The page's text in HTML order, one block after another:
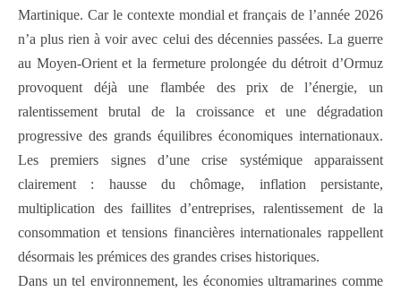
Martinique. Car le contexte mondial et français de l’année 2026
n’a plus rien à voir avec celui des décennies passées. La guerre
au Moyen-Orient et la fermeture prolongée du détroit d’Ormuz
provoquent déjà une flambée des prix de l’énergie, un
ralentissement brutal de la croissance et une dégradation
progressive des grands équilibres économiques internationaux.
Les premiers signes d’une crise systémique apparaissent
clairement : hausse du chômage, inflation persistante,
multiplication des faillites d’entreprises, ralentissement de la
consommation et tensions financières internationales rappellent
désormais les prémices des grandes crises historiques.
Dans un tel environnement, les économies ultramarines comme